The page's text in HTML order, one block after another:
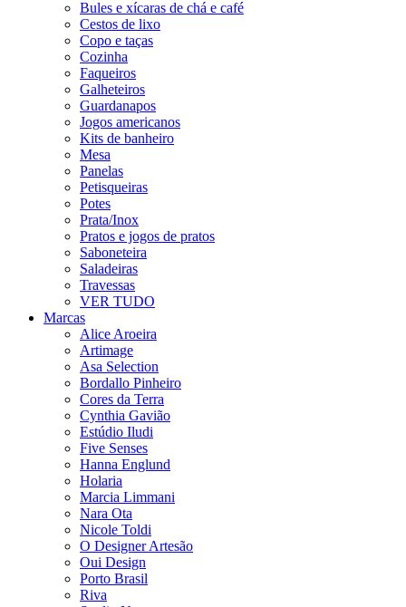
Bules e xícaras de chá e café
Cestos de lixo
Copo e taças
Cozinha
Faqueiros
Galheteiros
Guardanapos
Jogos americanos
Kits de banheiro
Mesa
Panelas
Petisqueiras
Potes
Prata/Inox
Pratos e jogos de pratos
Saboneteira
Saladeiras
Travessas
VER TUDO
Marcas
Alice Aroeira
Artimage
Asa Selection
Bordallo Pinheiro
Cores da Terra
Cynthia Gavião
Estúdio Iludi
Five Senses
Hanna Englund
Holaria
Marcia Limmani
Nara Ota
Nicole Toldi
O Designer Artesão
Oui Design
Porto Brasil
Riva